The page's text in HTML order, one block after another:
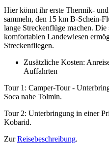
Hier könnt ihr erste Thermik-
sammeln, den 15 km B-Schein-
lange Streckenflüge machen.
komfortablen Landewiesen
Streckenfliegen.
Zusätzliche Kosten:
Auffahrten
Tour 1: Camper-Tour -
Soca nahe Tolmin.
Tour 2: Unterbringung in einer
Kobarid.
ZurReisebeschreibung.